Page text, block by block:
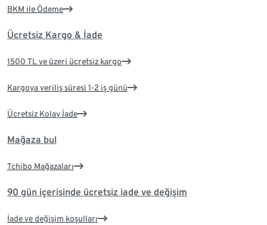
BKM ile Ödeme
Ücretsiz Kargo & İade
1500 TL ve üzeri ücretsiz kargo
Kargoya veriliş süresi 1-2 iş günü
Ücretsiz Kolay İade
Mağaza bul
Tchibo Mağazaları
90 gün içerisinde ücretsiz iade ve değişim
İade ve değişim koşulları